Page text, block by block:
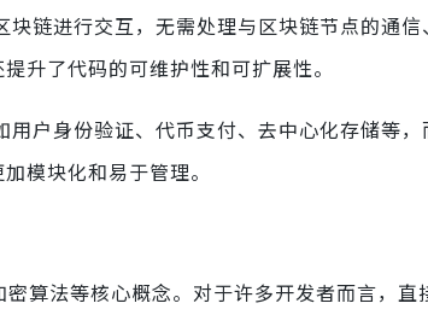
链进行交互，无需处理与区块链节点的通
升了代码的可维护性和可扩展性。
户身份验证、代币支付、去中心化存储等
模块化和易于管理。
算法等核心概念。对于许多开发者而言，直